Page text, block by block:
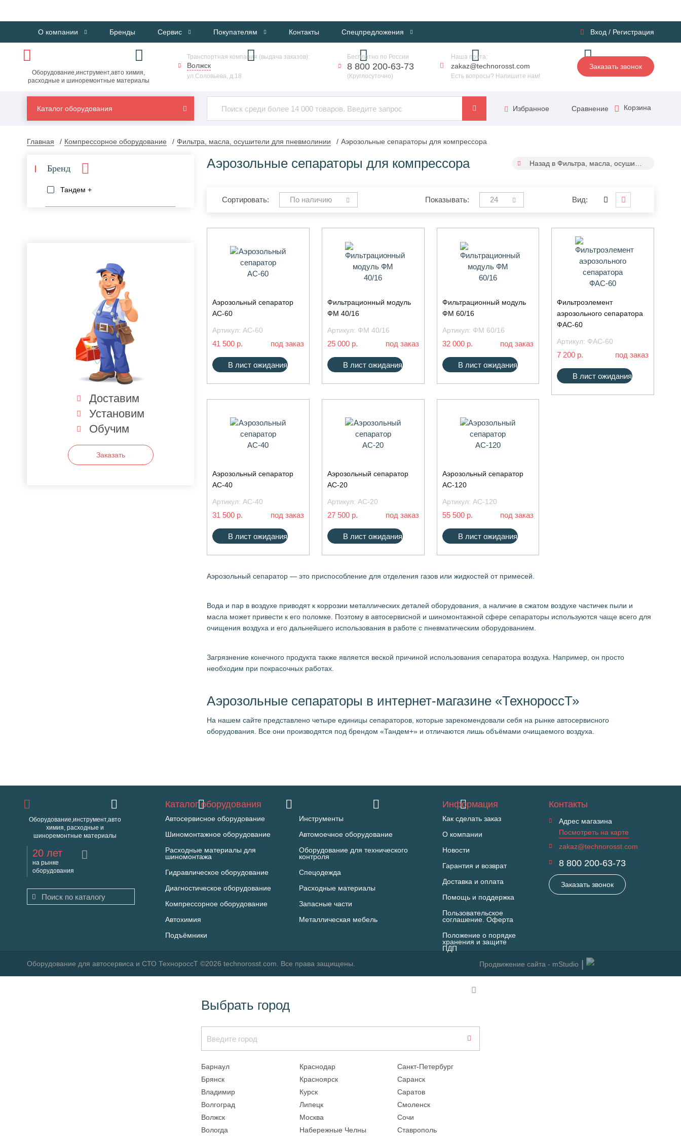
О компании Бренды Сервис Покупателям Контакты Спецпредложения Вход / Регистрация
Оборудование,инструмент,авто химия,
расходные и шиноремонтные материалы
Транспортная компания (выдача заказов):
Волжск
ул.Соловьева, д.18
Бесплатно по России
8 800 200-63-73
(Круглосуточно)
Наша почта:
zakaz@technorosst.com
Есть вопросы? Напишите нам!
Заказать звонок
Каталог оборудования Избранное Сравнение Корзина
Главная Компрессорное оборудование Фильтра, масла, осушители для пневмолинии Аэрозольные сепараторы для компрессора
Бренд
Тандем +
Доставим
Установим
Обучим
Заказать
Аэрозольные сепараторы для компрессора Назад в Фильтра, масла, осушители для пневмолинии
Сортировать: По наличию Показывать: 24 Вид:
Аэрозольный сепаратор
АС-60
Артикул: АС-60
41 500 р. под заказ
В лист ожидания
Фильтрационный модуль
ФМ 40/16
Артикул: ФМ 40/16
25 000 р. под заказ
В лист ожидания
Фильтрационный модуль
ФМ 60/16
Артикул: ФМ 60/16
32 000 р. под заказ
В лист ожидания
Фильтроэлемент
аэрозольного сепаратора
ФАС-60
Артикул: ФАС-60
7 200 р. под заказ
В лист ожидания
Аэрозольный сепаратор
АС-40
Артикул: АС-40
31 500 р. под заказ
В лист ожидания
Аэрозольный сепаратор
АС-20
Артикул: АС-20
27 500 р. под заказ
В лист ожидания
Аэрозольный сепаратор
АС-120
Артикул: АС-120
55 500 р. под заказ
В лист ожидания
Аэрозольный сепаратор — это приспособление для отделения газов или жидкостей от примесей.
Вода и пар в воздухе приводят к коррозии металлических деталей оборудования, а наличие в сжатом воздухе частичек пыли и
масла может привести к его поломке. Поэтому в автосервисной и шиномонтажной сфере сепараторы используются чаще всего для
очищения воздуха и его дальнейшего использования в работе с пневматическим оборудованием.
Загрязнение конечного продукта также является веской причиной использования сепаратора воздуха. Например, он просто
необходим при покрасочных работах.
Аэрозольные сепараторы в интернет-магазине «ТехнороссТ»
На нашем сайте представлено четыре единицы сепараторов, которые зарекомендовали себя на рынке автосервисного
оборудования. Все они производятся под брендом «Тандем+» и отличаются лишь объёмами очищаемого воздуха.
Оборудование,инструмент,авто
химия, расходные и
шиноремонтные материалы
20 лет
на рынке
оборудования
Каталог оборудования
Автосервисное оборудование
Шиномонтажное оборудование
Расходные материалы для
шиномонтажа
Гидравлическое оборудование
Диагностическое оборудование
Компрессорное оборудование
Автохимия
Подъёмники
Инструменты
Автомоечное оборудование
Оборудование для технического
контроля
Спецодежда
Расходные материалы
Запасные части
Металлическая мебель
Информация
Как сделать заказ
О компании
Новости
Гарантия и возврат
Доставка и оплата
Помощь и поддержка
Пользовательское
соглашение. Оферта
Положение о порядке
хранения и защите
ПДП
Контакты
Адрес магазина
Посмотреть на карте
zakaz@technorosst.com
8 800 200-63-73
Заказать звонок
Оборудование для автосервиса и СТО ТехнороссТ ©2026 technorosst.com. Все права защищены. Продвижение сайта - mStudio
Выбрать город
Барнаул
Брянск
Владимир
Волгоград
Волжск
Вологда
Краснодар
Красноярск
Курск
Липецк
Москва
Набережные Челны
Санкт-Петербург
Саранск
Саратов
Смоленск
Сочи
Ставрополь